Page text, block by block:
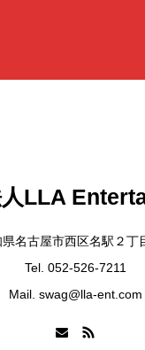
LLA
名古屋市西区名駅２丁
Tel. 052-526-7211
Mail. swag@lla-ent.com